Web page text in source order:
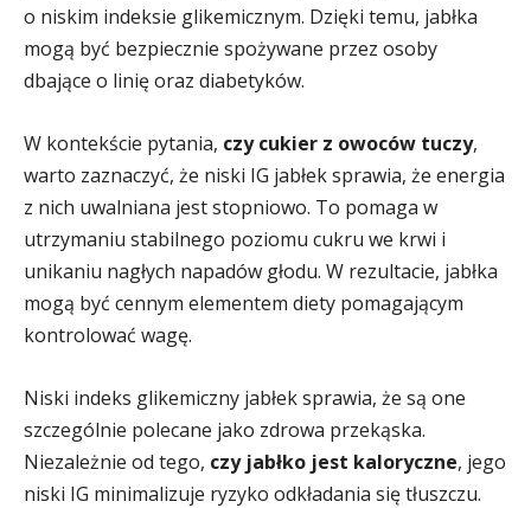
o niskim indeksie glikemicznym. Dzięki temu, jabłka
mogą być bezpiecznie spożywane przez osoby
dbające o linię oraz diabetyków.
W kontekście pytania, czy cukier z owoców tuczy,
warto zaznaczyć, że niski IG jabłek sprawia, że energia
z nich uwalniana jest stopniowo. To pomaga w
utrzymaniu stabilnego poziomu cukru we krwi i
unikaniu nagłych napadów głodu. W rezultacie, jabłka
mogą być cennym elementem diety pomagającym
kontrolować wagę.
Niski indeks glikemiczny jabłek sprawia, że są one
szczególnie polecane jako zdrowa przekąska.
Niezależnie od tego, czy jabłko jest kaloryczne, jego
niski IG minimalizuje ryzyko odkładania się tłuszczu.